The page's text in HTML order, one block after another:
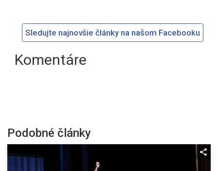
Sledujte najnovšie články na našom Facebooku
Komentáre
Podobné články